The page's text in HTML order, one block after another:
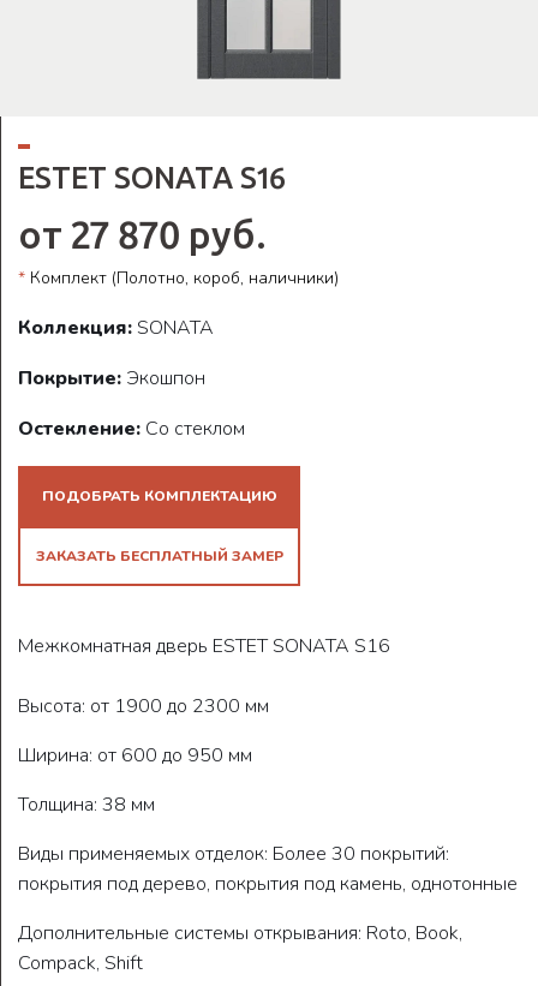
ESTET SONATA S16
от 27 870 руб.
* Комплект (Полотно, короб, наличники)
Коллекция: SONATA
Покрытие: Экошпон
Остекление: Со стеклом
ПОДОБРАТЬ КОМПЛЕКТАЦИЮ
ЗАКАЗАТЬ БЕСПЛАТНЫЙ ЗАМЕР
Межкомнатная дверь ESTET SONATA S16
Высота: от 1900 до 2300 мм
Ширина: от 600 до 950 мм
Толщина: 38 мм
Виды применяемых отделок: Более 30 покрытий:
покрытия под дерево, покрытия под камень, однотонные
Дополнительные системы открывания: Roto, Book,
Compack, Shift